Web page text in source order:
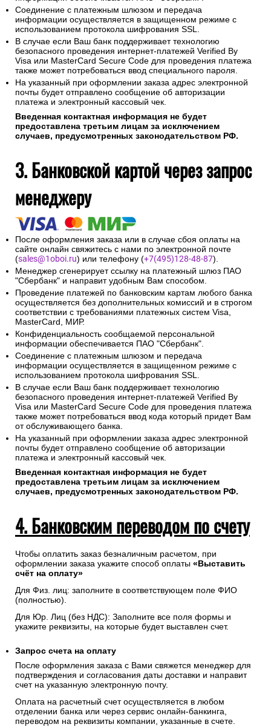
Соединение с платежным шлюзом и передача
информации осуществляется в защищенном режиме с
использованием протокола шифрования SSL.
В случае если Ваш банк поддерживает технологию
безопасного проведения интернет-платежей Verified By
Visa или MasterCard Secure Code для проведения платежа
также может потребоваться ввод специального пароля.
На указанный при оформлении заказа адрес электронной
почты будет отправлено сообщение об авторизации
платежа и электронный кассовый чек.
Введенная контактная информация не будет
предоставлена третьим лицам за исключением
случаев, предусмотренных законодательством РФ.
3. Банковской картой через запрос
менеджеру
После оформления заказа или в случае сбоя оплаты на
сайте онлайн свяжитесь с нами по электронной почте
(sales@1oboi.ru) или телефону (+7(495)128-48-87).
Менеджер сгенерирует ссылку на платежный шлюз ПАО
"Сбербанк" и направит удобным Вам способом.
Проведение платежей по банковским картам любого банка
осуществляется без дополнительных комиссий и в строгом
соответствии с требованиями платежных систем Visa,
MasterCard, МИР.
Конфиденциальность сообщаемой персональной
информации обеспечивается ПАО "Сбербанк".
Соединение с платежным шлюзом и передача
информации осуществляется в защищенном режиме с
использованием протокола шифрования SSL.
В случае если Ваш банк поддерживает технологию
безопасного проведения интернет-платежей Verified By
Visa или MasterCard Secure Code для проведения платежа
также может потребоваться ввод кода который придет Вам
от обслуживающего банка.
На указанный при оформлении заказа адрес электронной
почты будет отправлено сообщение об авторизации
платежа и электронный кассовый чек.
Введенная контактная информация не будет
предоставлена третьим лицам за исключением
случаев, предусмотренных законодательством РФ.
4. Банковским переводом по счету
Чтобы оплатить заказ безналичным расчетом, при
оформлении заказа укажите способ оплаты «Выставить
счёт на оплату»
Для Физ. лиц: заполните в соответствующем поле ФИО
(полностью).
Для Юр. Лиц (без НДС): Заполните все поля формы и
укажите реквизиты, на которые будет выставлен счет.
Запрос счета на оплату
После оформления заказа с Вами свяжется менеджер для
подтверждения и согласования даты доставки и направит
счет на указанную электронную почту.
Оплата на расчетный счет осуществляется в любом
отделении банка или через сервис онлайн-банкинга,
переводом на реквизиты компании, указанные в счете.